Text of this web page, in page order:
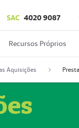
SAC 4020 9087
Recursos Próprios
Aquisições